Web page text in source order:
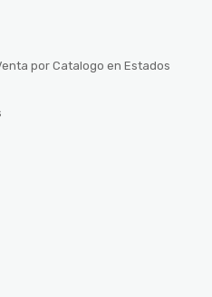
por Catalogo en Estados